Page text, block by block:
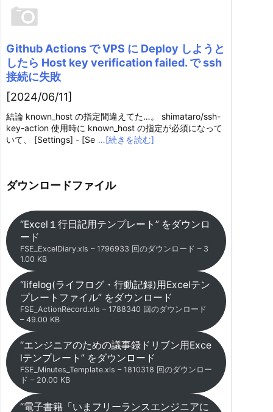
Github Actions で VPS に Deploy しようと
したら Host key verification failed. で ssh
接続に失敗
[2024/06/11]
結論 known_host の指定間違えてた…。 shimataro/ssh-
key-action 使用時に known_host の指定が必須になって
いて、 [Settings] - [Se …[続きを読む]
ダウンロードファイル
“Excel１行日記用テンプレート” をダウンロ
ード
FSE_ExcelDiary.xls – 1796933 回のダウンロード – 3
1.00 KB
“lifelog(ライフログ・行動記録)用Excelテン
プレートファイル” をダウンロード
FSE_ActionRecord.xls – 1788340 回のダウンロード
– 49.00 KB
“エンジニアのための議事録ドリブン用Exce
lテンプレート” をダウンロード
FSE_Minutes_Template.xls – 1810318 回のダウンロー
ド – 20.00 KB
“電子書籍「いまフリーランスエンジニアに